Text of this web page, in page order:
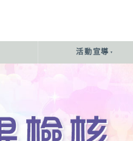
活動宣導